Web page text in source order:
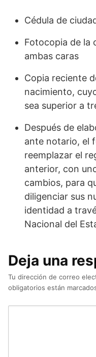
Cédula de
Fotocopia de la
ambas caras
Copia reciente
nacimiento,
sea superior a
Después de
ante notario, el
reemplazar el
anterior, con
cambios, para
diligenciar sus
identidad a
Nacional del
Deja una
Tu dirección de correo
obligatorios están